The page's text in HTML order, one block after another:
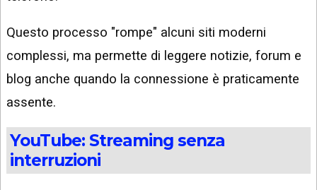
Questo processo "rompe" alcuni siti moderni
complessi, ma permette di leggere notizie, forum e
blog anche quando la connessione è praticamente
assente.
YouTube: Streaming senza
interruzioni